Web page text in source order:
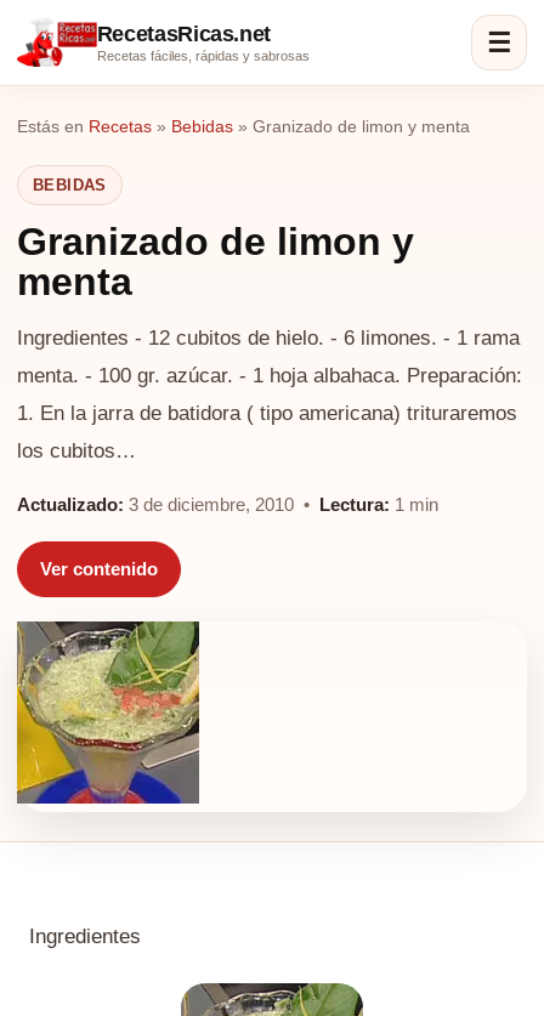
RecetasRicas.net
Recetas fáciles, rápidas y sabrosas ☰
Estás en Recetas » Bebidas » Granizado de limon y menta
BEBIDAS
Granizado de limon y
menta
Ingredientes - 12 cubitos de hielo. - 6 limones. - 1 rama
menta. - 100 gr. azúcar. - 1 hoja albahaca. Preparación:
1. En la jarra de batidora ( tipo americana) trituraremos
los cubitos…
Actualizado: 3 de diciembre, 2010 • Lectura: 1 min
Ver contenido
Ingredientes